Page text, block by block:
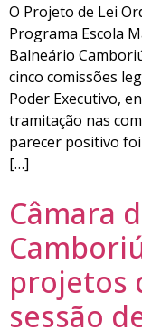
O Projeto de Lei
Programa Escola
Balneário
cinco comissões
Poder Executivo,
tramitação nas
parecer positivo
[…]
Câmara
projetos
sessão